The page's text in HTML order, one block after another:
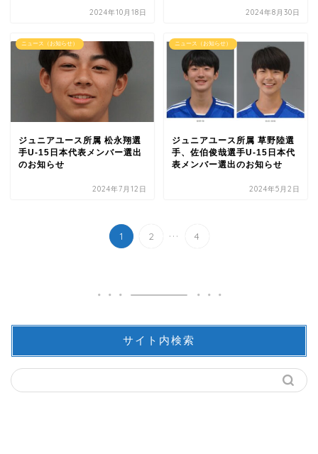
2024年10月18日 2024年8月30日
ニュース（お知らせ）
ジュニアユース所属 松永翔選
手U-15日本代表メンバー選出
のお知らせ
2024年7月12日
ニュース（お知らせ）
ジュニアユース所属 草野陸選
手、佐伯俊哉選手U-15日本代
表メンバー選出のお知らせ
2024年5月2日
1 2 ... 4
サイト内検索